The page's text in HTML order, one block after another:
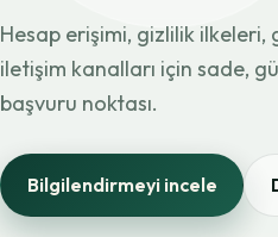
Hesap erişimi, gizlilik ilkeleri,
iletişim kanalları için sade,
başvuru noktası.
Bilgilendirmeyi incele